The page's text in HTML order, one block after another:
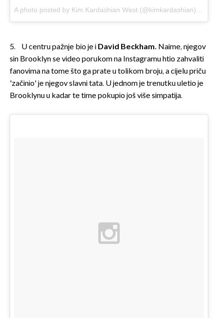
5. U centru pažnje bio je i David Beckham. Naime, njegov
sin Brooklyn se video porukom na Instagramu htio zahvaliti
fanovima na tome što ga prate u tolikom broju, a cijelu priču
'začinio' je njegov slavni tata. U jednom je trenutku uletio je
Brooklynu u kadar te time pokupio još više simpatija.